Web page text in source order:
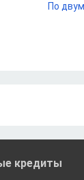
По
кредиты